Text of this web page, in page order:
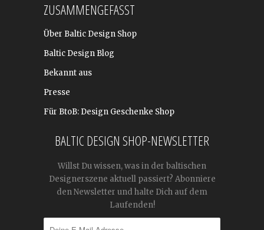
ZUSAMMENGEFASST
Über Baltic Design Shop
Baltic Design Blog
Bekannt aus
Presse
Für BtoB: Design Geschenke Shop
BALTIC DESIGN SHOP-NEWSLETTER
Willst Du wissen, was in der baltischen
Designerszene aktuell passiert? Abonniere
den Newsletter und halte Dich auf dem
Laufenden!